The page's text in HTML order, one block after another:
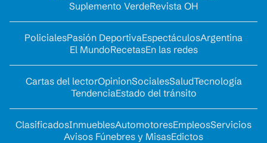
Suplemento VerdeRevista OH
PolicialesPasión DeportivaEspectáculosArgentina
El MundoRecetasEn las redes
Cartas del lectorOpinionSocialesSaludTecnología
TendenciaEstado del tránsito
ClasificadosInmueblesAutomotoresEmpleosServicios
Avisos Fúnebres y MisasEdictos